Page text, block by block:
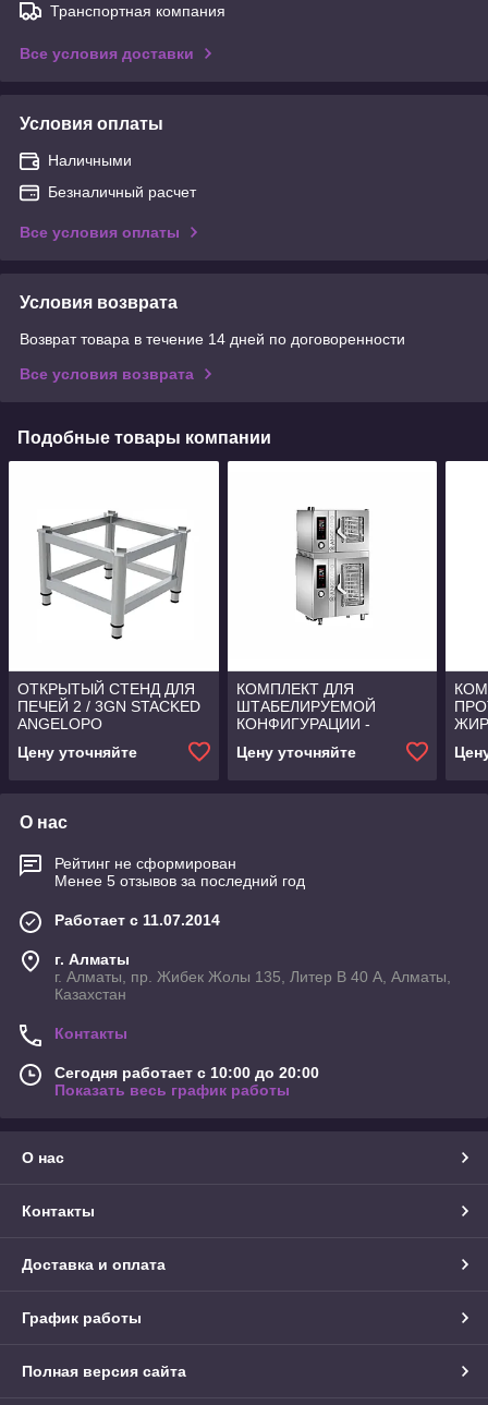
Транспортная компания
Все условия доставки
Условия оплаты
Наличными
Безналичный расчет
Все условия оплаты
Условия возврата
Возврат товара в течение 14 дней по договоренности
Все условия возврата
Подобные товары компании
ОТКРЫТЫЙ СТЕНД ДЛЯ
ПЕЧЕЙ 2 / 3GN STACKED
ANGELOPO
Цену уточняйте
КОМПЛЕКТ ДЛЯ
ШТАБЕЛИРУЕМОЙ
КОНФИГУРАЦИИ -
ЭЛЕКТР. МОДЕЛЬ СНИЗУ
ANGELOPO
Цену уточняйте
О нас
Рейтинг не сформирован
Менее 5 отзывов за последний год
Работает с 11.07.2014
г. Алматы
г. Алматы, пр. Жибек Жолы 135, Литер В 40 А, Алматы,
Казахстан
Контакты
Сегодня работает с 10:00 до 20:00
Показать весь график работы
О нас
Контакты
Доставка и оплата
График работы
Полная версия сайта